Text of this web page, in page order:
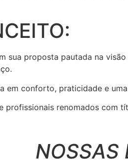
sua proposta pautada na
em conforto, praticidade e
profissionais renomados com
NOSSAS